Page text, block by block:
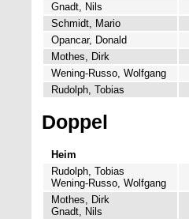
Gnadt, Nils
Schmidt, Mario
Opancar, Donald
Mothes, Dirk
Wening-Russo, Wolfgang
Rudolph, Tobias
Doppel
Heim
Rudolph, Tobias
Wening-Russo, Wolfgang
Mothes, Dirk
Gnadt, Nils